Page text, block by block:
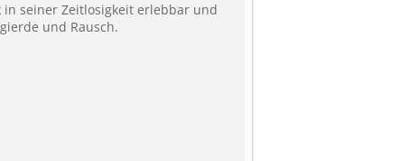
in seiner Zeitlosigkeit erlebbar und
und Rausch.